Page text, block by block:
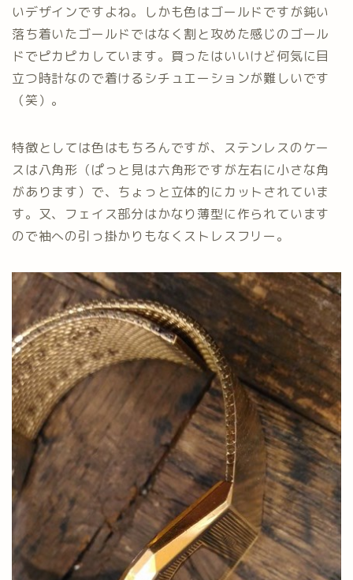
いデザインですよね。しかも色はゴールドですが鈍い
落ち着いたゴールドではなく割と攻めた感じのゴール
ドでピカピカしています。買ったはいいけど何気に目
立つ時計なので着けるシチュエーションが難しいです
（笑）。
特徴としては色はもちろんですが、ステンレスのケー
スは八角形（ぱっと見は六角形ですが左右に小さな角
があります）で、ちょっと立体的にカットされていま
す。又、フェイス部分はかなり薄型に作られています
ので袖への引っ掛かりもなくストレスフリー。